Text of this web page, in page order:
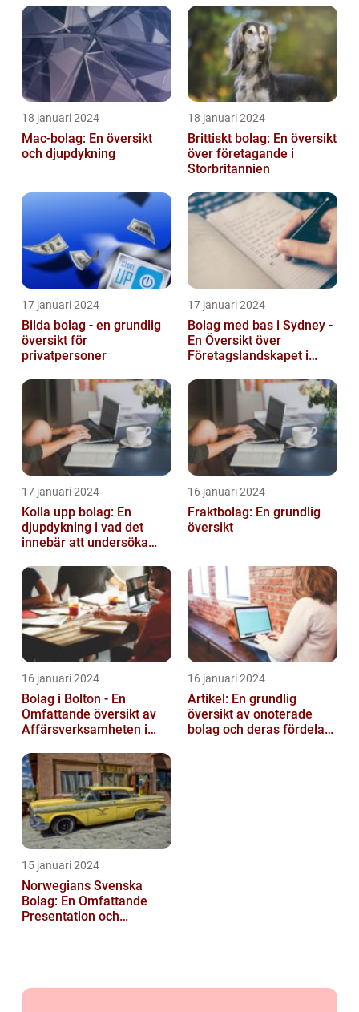
18 januari 2024
Mac-bolag: En översikt
och djupdykning
18 januari 2024
Brittiskt bolag: En översikt
över företagande i
Storbritannien
17 januari 2024
Bilda bolag - en grundlig
översikt för
privatpersoner
17 januari 2024
Bolag med bas i Sydney -
En Översikt över
Företagslandskapet i
17 januari 2024
Kolla upp bolag: En
djupdykning i vad det
innebär att undersöka
16 januari 2024
Fraktbolag: En grundlig
översikt
16 januari 2024
Bolag i Bolton - En
Omfattande översikt av
Affärsverksamheten i
16 januari 2024
Artikel: En grundlig
översikt av onoterade
bolag och deras fördelar
15 januari 2024
Norwegians Svenska
Bolag: En Omfattande
Presentation och